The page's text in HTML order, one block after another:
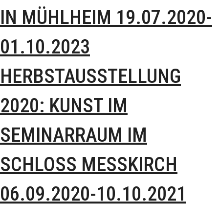
IN MÜHLHEIM 19.07.2020-
01.10.2023
HERBSTAUSSTELLUNG
2020: KUNST IM
SEMINARRAUM IM
SCHLOSS MESSKIRCH 0
6.09.2020-10.10.2021